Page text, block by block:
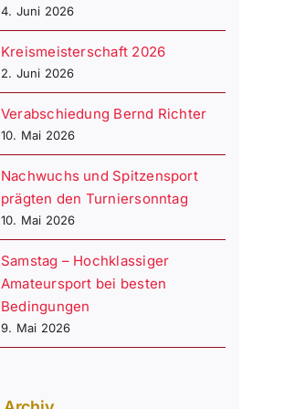
4. Juni 2026
Kreismeisterschaft 2026
2. Juni 2026
Verabschiedung Bernd Richter
10. Mai 2026
Nachwuchs und Spitzensport
prägten den Turniersonntag
10. Mai 2026
Samstag – Hochklassiger
Amateursport bei besten
Bedingungen
9. Mai 2026